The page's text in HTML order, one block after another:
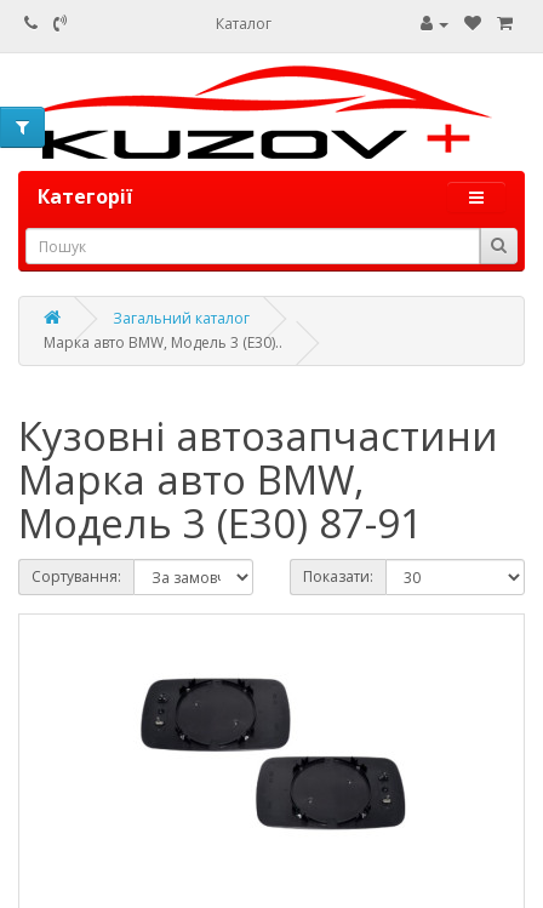
Каталог
Категорії
Загальний каталог
Марка авто BMW, Модель 3 (E30)..
Кузовні автозапчастини
Марка авто BMW,
Модель 3 (E30) 87-91
Сортування: Показати: